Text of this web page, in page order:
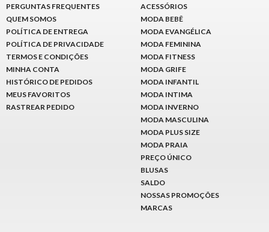
PERGUNTAS FREQUENTES
QUEM SOMOS
POLÍTICA DE ENTREGA
POLÍTICA DE PRIVACIDADE
TERMOS E CONDIÇÕES
MINHA CONTA
HISTÓRICO DE PEDIDOS
MEUS FAVORITOS
RASTREAR PEDIDO
ACESSÓRIOS
MODA BEBÊ
MODA EVANGÉLICA
MODA FEMININA
MODA FITNESS
MODA GRIFE
MODA INFANTIL
MODA INTIMA
MODA INVERNO
MODA MASCULINA
MODA PLUS SIZE
MODA PRAIA
PREÇO ÚNICO
BLUSAS
SALDO
NOSSAS PROMOÇÕES
MARCAS